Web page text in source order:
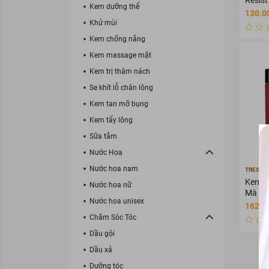
Kem dưỡng thể
Khử mùi
Kem chống nắng
Kem massage mặt
Kem trị thâm nách
Se khít lỗ chân lông
Kem tan mỡ bụng
Kem tẩy lông
Sữa tắm
Nước Hoa
Nước hoa nam
Nước hoa nữ
Nước hoa unisex
Chăm Sóc Tóc
Dầu gội
Dầu xả
Dưỡng tóc
Mask
Rụng
Kem
Mà
Mask